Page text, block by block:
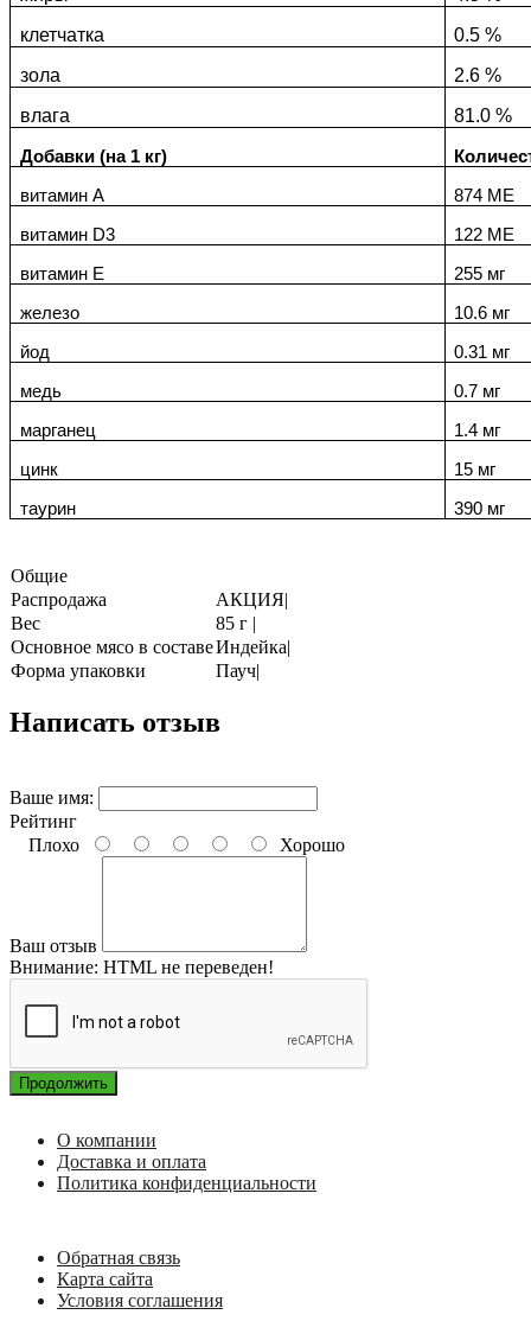
клетчатка
0.5 %
зола
2.6 %
влага
81.0 %
Добавки (на 1 кг)
витамин А
874 МЕ
витамин D3
122 МЕ
витамин E
255 мг
железо
10.6 мг
йод
0.31 мг
медь
0.7 мг
марганец
1.4 мг
цинк
15 мг
таурин
390 мг
Общие
Распродажа
АКЦИЯ|
Вес
85 г |
Основное мясо в составеИндейка|
Форма упаковки
Пауч|
Написать отзыв
Ваше имя:
Рейтинг
Плохо
Хорошо
Ваш отзыв
Внимание: HTML не переведен!
Продолжить
О компании
Доставка и оплата
Политика конфиденциальности
Обратная связь
Карта сайта
Условия соглашения